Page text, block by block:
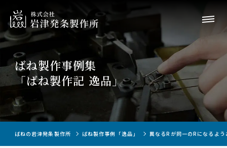
ばね製作事例集
「ばね製作記 逸品」
ばねの岩津発条製作所 ばね製作事例「逸品」 異なるRが同一のRになるよ